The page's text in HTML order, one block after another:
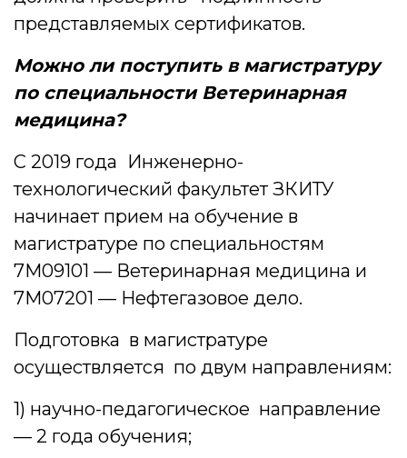
представляемых сертификатов.
Можно ли поступить в магистратуру
по специальности Ветеринарная
медицина?
С 2019 года Инженерно-
технологический факультет ЗКИТУ
начинает прием на обучение в
магистратуре по специальностям
7М09101 — Ветеринарная медицина и
7М07201 — Нефтегазовое дело.
Подготовка в магистратуре
осуществляется по двум направлениям:
1) научно-педагогическое направление
— 2 года обучения;